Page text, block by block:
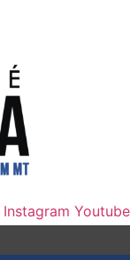
Instagram Youtube